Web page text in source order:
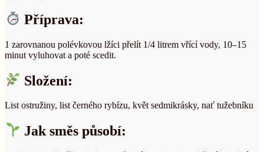
Příprava:
1 zarovnanou polévkovou lžíci přelít 1/4 litrem vřící vody, 10–15
minut vyluhovat a poté scedit.
Složení:
List ostružiny, list černého rybízu, květ sedmikrásky, nať tužebníku
Jak směs působí: